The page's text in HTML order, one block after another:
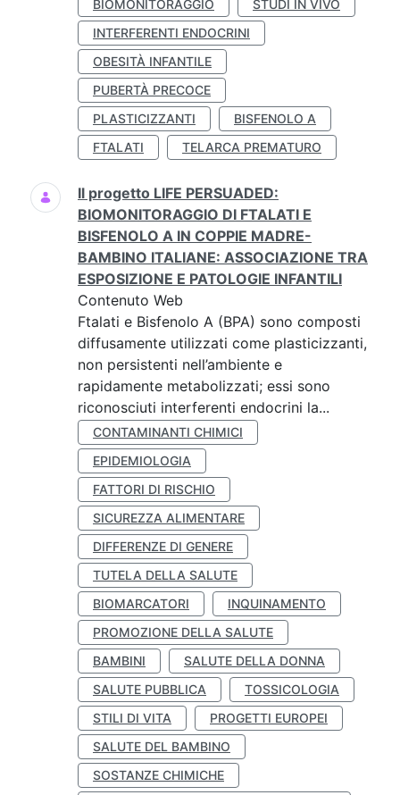
BIOMONITORAGGIO
STUDI IN VIVO
INTERFERENTI ENDOCRINI
OBESITÀ INFANTILE
PUBERTÀ PRECOCE
PLASTICIZZANTI
BISFENOLO A
FTALATI
TELARCA PREMATURO
Il progetto LIFE PERSUADED:
BIOMONITORAGGIO DI FTALATI E
BISFENOLO A IN COPPIE MADRE-
BAMBINO ITALIANE: ASSOCIAZIONE TRA
ESPOSIZIONE E PATOLOGIE INFANTILI
Contenuto Web
Ftalati e Bisfenolo A (BPA) sono composti
diffusamente utilizzati come plasticizzanti,
non persistenti nell’ambiente e
rapidamente metabolizzati; essi sono
riconosciuti interferenti endocrini la...
CONTAMINANTI CHIMICI
EPIDEMIOLOGIA
FATTORI DI RISCHIO
SICUREZZA ALIMENTARE
DIFFERENZE DI GENERE
TUTELA DELLA SALUTE
BIOMARCATORI
INQUINAMENTO
PROMOZIONE DELLA SALUTE
BAMBINI
SALUTE DELLA DONNA
SALUTE PUBBLICA
TOSSICOLOGIA
STILI DI VITA
PROGETTI EUROPEI
SALUTE DEL BAMBINO
SOSTANZE CHIMICHE